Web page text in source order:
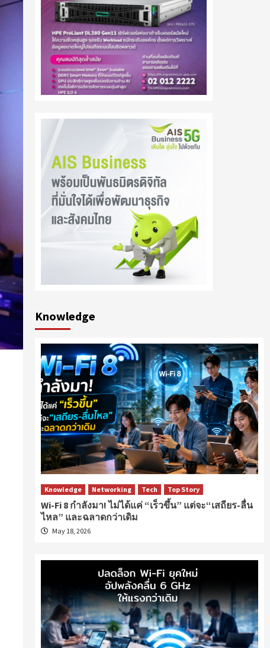
Knowledge
Knowledge Networking Tech Top Story
Wi-Fi 8 กำลังมา! ไม่ได้แค่ “เร็วขึ้น” แต่จะ“เสถียร-ลื่น
ไหล” และฉลาดกว่าเดิม
May 18, 2026